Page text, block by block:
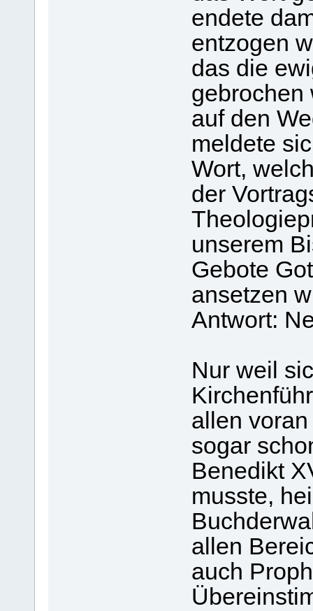
endete
entzogen
das die
gebrochen
auf den
meldete
Wort,
der
unserem
Gebote
ansetzen
Antwort:
Nur weil
allen
sogar
Benedikt
musste,
allen
auch